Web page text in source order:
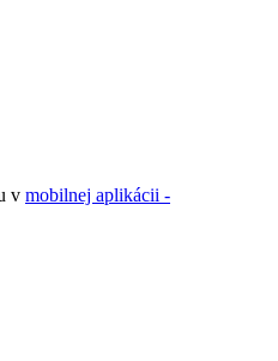
v mobilnej aplikácii -